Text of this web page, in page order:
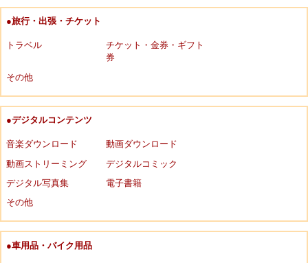
●旅行・出張・チケット
トラベル
チケット・金券・ギフト
券
その他
●デジタルコンテンツ
音楽ダウンロード
動画ダウンロード
動画ストリーミング
デジタルコミック
デジタル写真集
電子書籍
その他
●車用品・バイク用品